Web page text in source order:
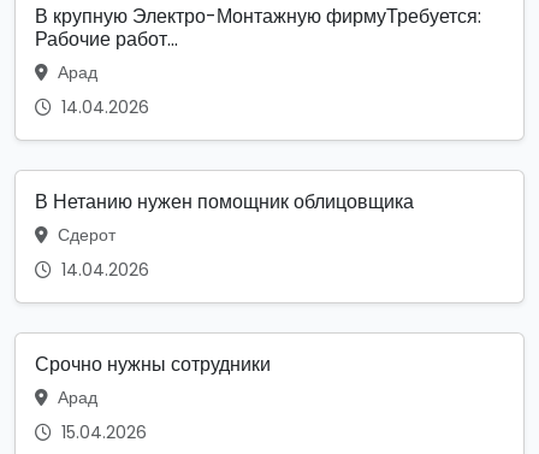
В крупную Электро-Монтажную фирмуТребуется:
Рабочие работ...
Арад
14.04.2026
В Нетанию нужен помощник облицовщика
Сдерот
14.04.2026
Срочно нужны сотрудники
Арад
15.04.2026